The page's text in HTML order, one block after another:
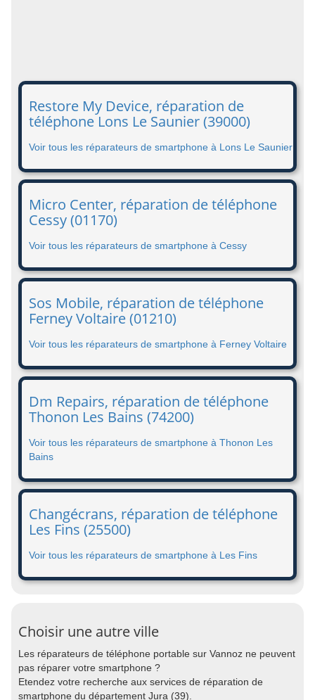
Restore My Device, réparation de
téléphone Lons Le Saunier (39000)
Voir tous les réparateurs de smartphone à Lons Le Saunier
Micro Center, réparation de téléphone
Cessy (01170)
Voir tous les réparateurs de smartphone à Cessy
Sos Mobile, réparation de téléphone
Ferney Voltaire (01210)
Voir tous les réparateurs de smartphone à Ferney Voltaire
Dm Repairs, réparation de téléphone
Thonon Les Bains (74200)
Voir tous les réparateurs de smartphone à Thonon Les
Bains
Changécrans, réparation de téléphone
Les Fins (25500)
Voir tous les réparateurs de smartphone à Les Fins
Choisir une autre ville
Les réparateurs de téléphone portable sur Vannoz ne peuvent
pas réparer votre smartphone ?
Etendez votre recherche aux services de réparation de
smartphone du département Jura (39).